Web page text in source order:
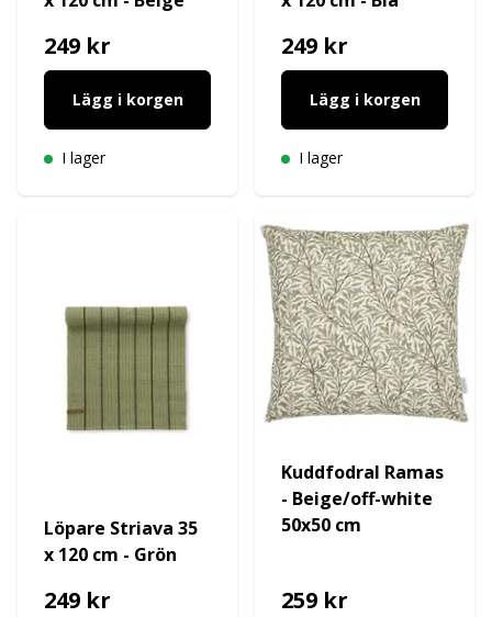
249 kr
Lägg i korgen
I lager
249 kr
Lägg i korgen
I lager
Löpare Striava 35
x 120 cm - Grön
249 kr
Kuddfodral Ramas
- Beige/off-white
50x50 cm
259 kr